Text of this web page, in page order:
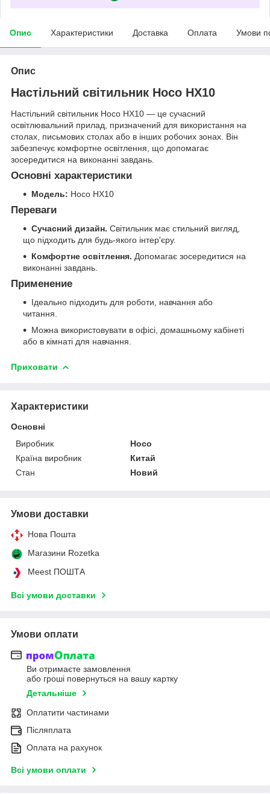
Опис Характеристики Доставка Оплата Умови
Опис
Настільний світильник Hoco HX10
Настільний світильник Hoco HX10 — це сучасний
освітлювальний прилад, призначений для використання на
столах, письмових столах або в інших робочих зонах. Він
забезпечує комфортне освітлення, що допомагає
зосередитися на виконанні завдань.
Основні характеристики
Модель: Hoco HX10
Переваги
Сучасний дизайн. Світильник має стильний вигляд,
що підходить для будь-якого інтер'єру.
Комфортне освітлення. Допомагає зосередитися на
виконанні завдань.
Применение
Ідеально підходить для роботи, навчання або
читання.
Можна використовувати в офісі, домашньому кабінеті
або в кімнаті для навчання.
Приховати
Характеристики
Основні
Виробник
Hoco
Країна виробник
Китай
Стан
Новий
Умови доставки
Нова Пошта
Магазини Rozetka
Meest ПОШТА
Всі умови доставки
Умови оплати
Ви отримаєте замовлення
або гроші повернуться на вашу картку
Детальніше
Оплатити частинами
Післяплата
Оплата на рахунок
Всі умови оплати